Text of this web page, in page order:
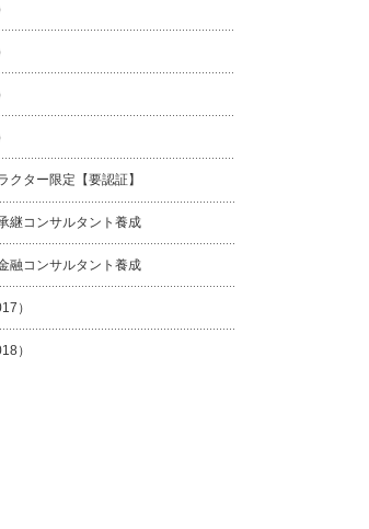
クター限定【要認証】
継コンサルタント養成
融コンサルタント養成
）
）